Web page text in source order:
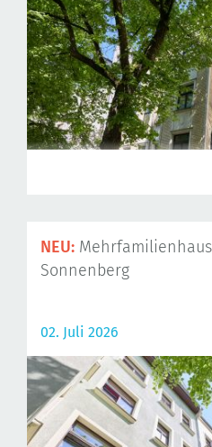
NEU:
Sonnenberg
02. Juli 2026